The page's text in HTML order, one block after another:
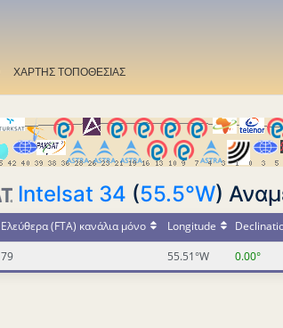
ΧΑΡΤΗΣ ΤΟΠΟΘΕΣΙΑΣ
Intelsat 34 (55.5°W)
Ελεύθερα (FTA) κανάλια μόνο Longitude
79 55.51°W 0.00°